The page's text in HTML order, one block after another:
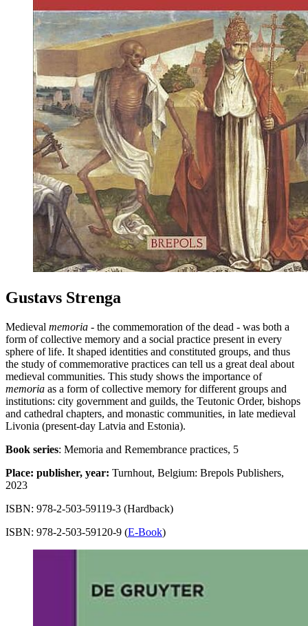
Gustavs Strenga
Medieval memoria - the commemoration of the dead - was both a
form of collective memory and a social practice present in every
sphere of life. It shaped identities and constituted groups, and thus
the study of commemorative practices can tell us a great deal about
medieval communities. This study shows the importance of
memoria as a form of collective memory for different groups and
institutions: city government and guilds, the Teutonic Order, bishops
and cathedral chapters, and monastic communities, in late medieval
Livonia (present-day Latvia and Estonia).
Book series: Memoria and Remembrance practices, 5
Place: publisher, year: Turnhout, Belgium: Brepols Publishers,
2023
ISBN: 978-2-503-59119-3 (Hardback)
ISBN: 978-2-503-59120-9 (E-Book)